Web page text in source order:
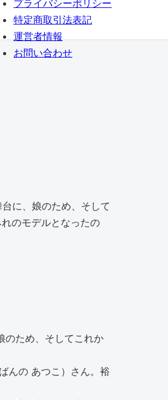
プライバシーポリシー
特定商取引法表記
運営者情報
お問い合わせ
に、娘のため、そして
のモデルとなったの
のため、そしてこれか
んの あつこ）さん。裕